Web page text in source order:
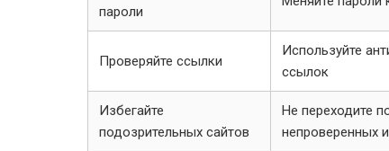
пароли
Проверяйте ссылки
Используйте
ссылок
Избегайте
подозрительных сайтов
Не переходите
непроверенных